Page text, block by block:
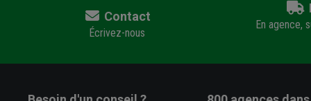
Contact
Écrivez-nous
En agence,